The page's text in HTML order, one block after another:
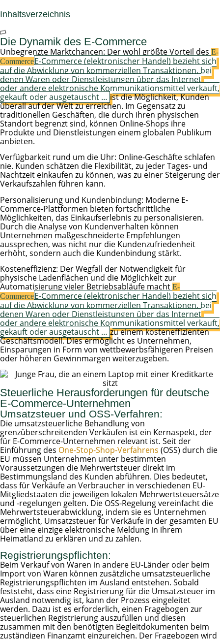
Inhaltsverzeichnis
Die Dynamik des E-Commerce
Unbegrenzte Marktchancen: Der wohl größte Vorteil des E-
CommerceE-Commerce (elektronischer Handel) bezieht sich
auf die Abwicklung von kommerziellen Transaktionen, bei
denen Waren oder Dienstleistungen über das Internet
oder andere elektronische Kommunikationsmittel verkauft,
gekauft oder ausgetauscht … ist die Möglichkeit, Kunden
überall auf der Welt zu erreichen. Im Gegensatz zu
traditionellen Geschäften, die durch ihren physischen
Standort begrenzt sind, können Online-Shops ihre
Produkte und Dienstleistungen einem globalen Publikum
anbieten.
Verfügbarkeit rund um die Uhr: Online-Geschäfte schlafen
nie. Kunden schätzen die Flexibilität, zu jeder Tages- und
Nachtzeit einkaufen zu können, was zu einer Steigerung der
Verkaufszahlen führen kann.
Personalisierung und Kundenbindung: Moderne E-
Commerce-Plattformen bieten fortschrittliche
Möglichkeiten, das Einkaufserlebnis zu personalisieren.
Durch die Analyse von Kundenverhalten können
Unternehmen maßgeschneiderte Empfehlungen
aussprechen, was nicht nur die Kundenzufriedenheit
erhöht, sondern auch die Kundenbindung stärkt.
Kosteneffizienz: Der Wegfall der Notwendigkeit für
physische Ladenflächen und die Möglichkeit zur
Automatisierung vieler Betriebsabläufe macht E-
CommerceE-Commerce (elektronischer Handel) bezieht sich
auf die Abwicklung von kommerziellen Transaktionen, bei
denen Waren oder Dienstleistungen über das Internet
oder andere elektronische Kommunikationsmittel verkauft,
gekauft oder ausgetauscht … zu einem kosteneffizienten
Geschäftsmodell. Dies ermöglicht es Unternehmen,
Einsparungen in Form von wettbewerbsfähigeren Preisen
oder höheren Gewinnmargen weiterzugeben.
Steuerliche Herausforderungen für deutsche
E-Commerce-Unternehmen
Umsatzsteuer und OSS-Verfahren:
Die umsatzsteuerliche Behandlung von
grenzüberschreitenden Verkäufen ist ein Kernaspekt, der
für E-Commerce-Unternehmen relevant ist. Seit der
Einführung des One-Stop-Shop-Verfahrens (OSS) durch die
EU müssen Unternehmen unter bestimmten
Voraussetzungen die Mehrwertsteuer direkt im
Bestimmungsland des Kunden abführen. Dies bedeutet,
dass für Verkäufe an Verbraucher in verschiedenen EU-
Mitgliedstaaten die jeweiligen lokalen Mehrwertsteuersätze
und -regelungen gelten. Die OSS-Regelung vereinfacht die
Mehrwertsteuerabwicklung, indem sie es Unternehmen
ermöglicht, Umsatzsteuer für Verkäufe in der gesamten EU
über eine einzige elektronische Meldung in ihrem
Heimatland zu erklären und zu zahlen.
Registrierungspflichten:
Beim Verkauf von Waren in andere EU-Länder oder beim
Import von Waren können zusätzliche umsatzsteuerliche
Registrierungspflichten im Ausland entstehen. Sobald
feststeht, dass eine Registrierung für die Umsatzsteuer im
Ausland notwendig ist, kann der Prozess eingeleitet
werden. Dazu ist es erforderlich, einen Fragebogen zur
steuerlichen Registrierung auszufüllen und diesen
zusammen mit den benötigten Begleitdokumenten beim
zuständigen Finanzamt einzureichen. Der Fragebogen wird